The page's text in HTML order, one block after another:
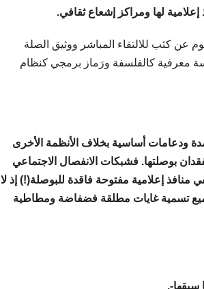
لها ومراكز إشعاع ثقافي.
عن كثب للالتقاء المباشر ووثيق الصلة
معرفية كالفلسفة ورَماز برمجي كنظام
ودعامات أساسية بخلاف الأنظمة الأخرى
بفقدان بوصلتها. فشبكات الانفصال الاجتماعي
إعلامية مفتوحة فاقدة للبوصلة(!) إذ لا
تسمية غايات مطلقة فضفاضة ومطاطية
.